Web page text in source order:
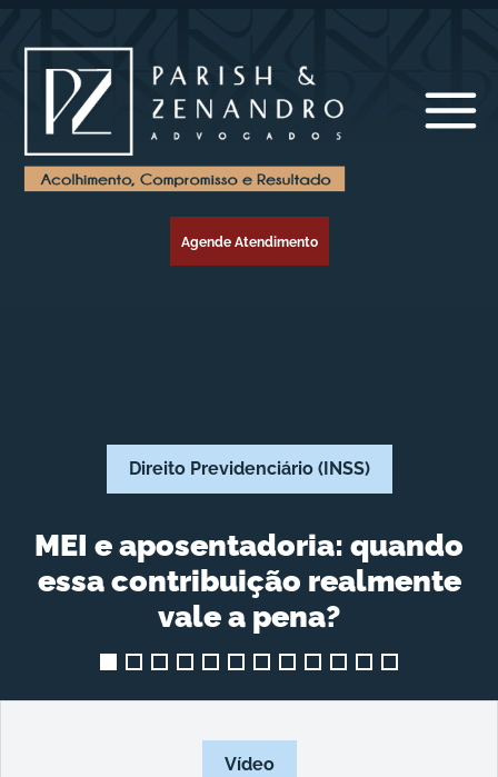
Agende Atendimento
Direito Previdenciário (INSS)
MEI e aposentadoria: quando
essa contribuição realmente
vale a pena?
Vídeo